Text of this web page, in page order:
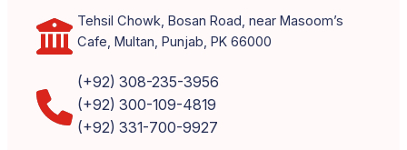
Tehsil Chowk, Bosan Road, near Masoom’s
Cafe, Multan, Punjab, PK 66000
(+92) 308-235-3956
(+92) 300-109-4819
(+92) 331-700-9927